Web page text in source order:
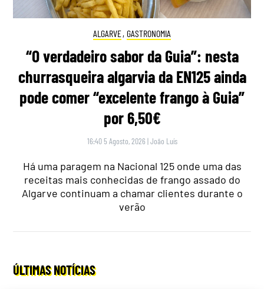
ALGARVE, GASTRONOMIA
“O verdadeiro sabor da Guia”: nesta
churrasqueira algarvia da EN125 ainda
pode comer “excelente frango à Guia”
por 6,50€
16:40 5 Agosto, 2026 |João Luís
Há uma paragem na Nacional 125 onde uma das
receitas mais conhecidas de frango assado do
Algarve continuam a chamar clientes durante o
verão
ÚLTIMAS NOTÍCIAS